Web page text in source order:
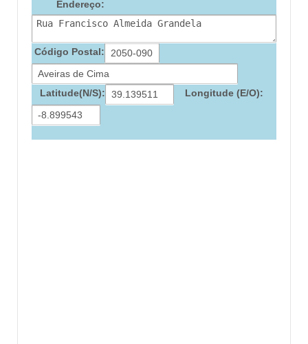
Endereço:
Código Postal:
Latitude(N/S): Longitude (E/O):